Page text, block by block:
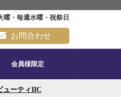
曜・毎週水曜・祝祭日
お問合わせ
会員様限定
ューティIIC